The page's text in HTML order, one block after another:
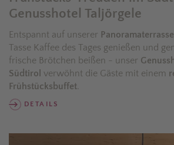
Genusshotel Taljörgele
Entspannt auf unserer Panoramaterrasse
Tasse Kaffee des Tages genießen und
frische Brötchen beißen - unser
Südtirol verwöhnt die Gäste mit einem
Frühstücksbuffet.
DETAILS